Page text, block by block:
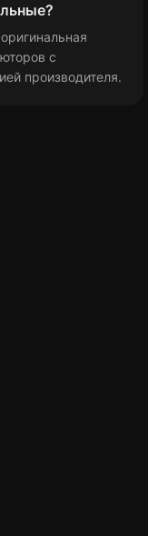
с
производителя.